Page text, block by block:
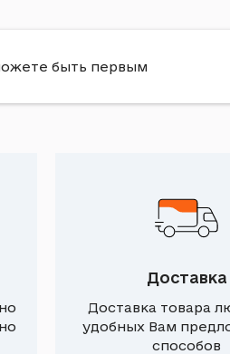
быть первым
Доставка
Доставка товара
удобных Вам
способов